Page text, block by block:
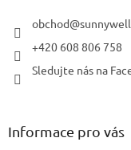
obchod@
+420 608 806 758
Sledujte nás na
Informace pro vás